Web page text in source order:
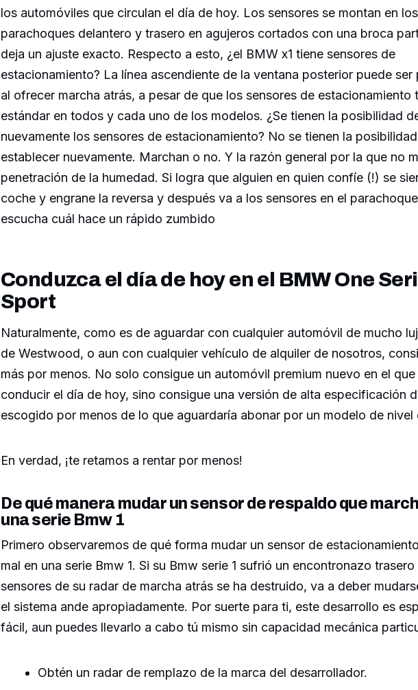
los automóviles que circulan el día de hoy. Los sensores se montan en los
parachoques delantero y trasero en agujeros cortados con una broca
deja un ajuste exacto. Respecto a esto, ¿el BMW x1 tiene sensores de
estacionamiento? La línea ascendiente de la ventana posterior puede ser
al ofrecer marcha atrás, a pesar de que los sensores de estacionamiento
estándar en todos y cada uno de los modelos. ¿Se tienen la posibilidad
nuevamente los sensores de estacionamiento? No se tienen la
establecer nuevamente. Marchan o no. Y la razón general por la que no
penetración de la humedad. Si logra que alguien en quien confíe (!) se
coche y engrane la reversa y después va a los sensores en el
escucha cuál hace un rápido zumbido
Conduzca el día de hoy en el BMW One
Sport
Naturalmente, como es de aguardar con cualquier automóvil de mucho
de Westwood, o aun con cualquier vehículo de alquiler de nosotros,
más por menos. No solo consigue un automóvil premium nuevo en el
conducir el día de hoy, sino consigue una versión de alta especificación
escogido por menos de lo que aguardaría abonar por un modelo de nivel
En verdad, ¡te retamos a rentar por menos!
De qué manera mudar un sensor de respaldo que
una serie Bmw 1
Primero observaremos de qué forma mudar un sensor de
mal en una serie Bmw 1. Si su Bmw serie 1 sufrió un encontronazo
sensores de su radar de marcha atrás se ha destruido, va a deber
el sistema ande apropiadamente. Por suerte para ti, este desarrollo es
fácil, aun puedes llevarlo a cabo tú mismo sin capacidad mecánica
Obtén un radar de remplazo de la marca del desarrollador.